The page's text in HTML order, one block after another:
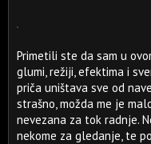
Primetili ste da sam u
glumi, režiji, efektima i
priča uništava sve od
strašno, možda me je
nevezana za tok radnje.
nekome za gledanje, te